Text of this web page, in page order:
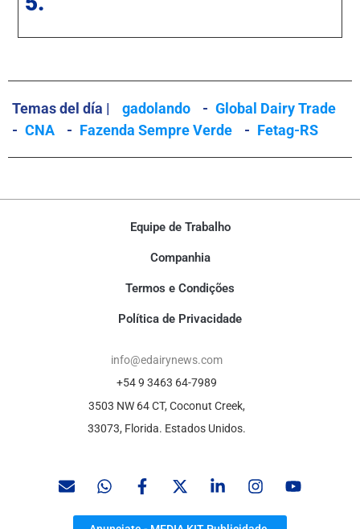
Temas del día | gadolando - Global Dairy Trade
- CNA - Fazenda Sempre Verde - Fetag-RS
Equipe de Trabalho
Companhia
Termos e Condições
Política de Privacidade
info@edairynews.com
+54 9 3463 64-7989
3503 NW 64 CT, Coconut Creek,
33073, Florida. Estados Unidos.